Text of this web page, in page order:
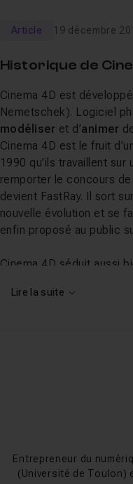
Article 19 décembre
Historique de
Cinema 4D est
Nemetschek). Logiciel
modéliser et d’animer
Cinema 4D est le fruit
1990 qu’ils travaillent
remporter le concours
devient FastRay. Il sort
nouvelle évolution et se
enfin proposé au public
Cinema 4D séduit aussi
réalisation de nombreux
(Andy Lefton), « La
Rois de la Glisse », «
Imageworks) sans
pleinement participé à
Référence phare dans
visuellement,les
Lire la suite
Entrepreneur du
(Université de Toulon)